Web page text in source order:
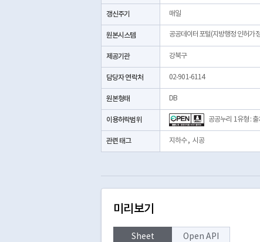
갱신주기 매일
원본시스템 공공데이터포털(지방행정 인허가
제공기관 강북구
담당자 연락처 02-901-6114
원본형태 DB
이용허락범위 공공누리 1유형 :
관련 태그 지하수, 시공
미리보기
Sheet Open API